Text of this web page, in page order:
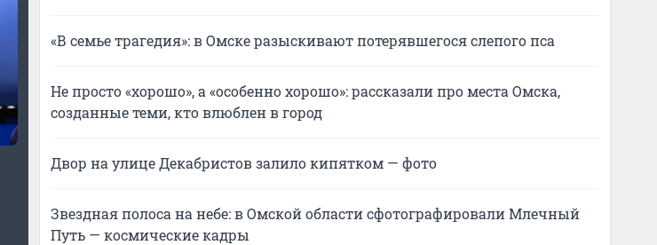
«В семье трагедия»: в Омске разыскивают потерявшегося слепого пса
Не просто «хорошо», а «особенно хорошо»: рассказали про места Омска,
созданные теми, кто влюблен в город
Двор на улице Декабристов залило кипятком — фото
Звездная полоса на небе: в Омской области сфотографировали Млечный
Путь — космические кадры